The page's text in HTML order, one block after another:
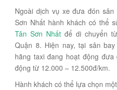
Ngoài dịch vụ xe đưa đón
Sơn Nhất hành khách có thể
Tân Sơn Nhấtđể di chuyển
Quận 8. Hiện nay, tại sân
hãng taxi đang hoạt động
động từ 12.000 – 12.500đ/km.
Hành khách có thể lựa chọn